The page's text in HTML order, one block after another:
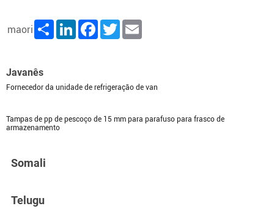
maori Share LinkedInFacebookTwitter
Javanês
Fornecedor da unidade de refrigeração de van
Tampas de pp de pescoço de 15 mm para parafuso para frasco de
armazenamento
Somali
Telugu